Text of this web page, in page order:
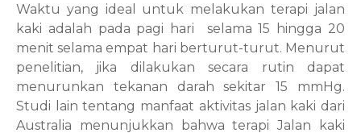
Waktu yang ideal untuk melakukan terapi jalan
kaki adalah pada pagi hari
selama 15 hingga 20
menit selama empat hari berturut-turut. Menurut
penelitian, jika dilakukan secara rutin dapat
menurunkan tekanan darah sekitar 15 mmHg.
Studi lain tentang manfaat aktivitas jalan kaki dari
Australia menunjukkan bahwa terapi Jalan kaki